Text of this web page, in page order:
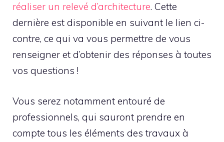
réaliser un relevé d’architecture. Cette
dernière est disponible en suivant le lien ci-
contre, ce qui va vous permettre de vous
renseigner et d’obtenir des réponses à toutes
vos questions !
Vous serez notamment entouré de
professionnels, qui sauront prendre en
compte tous les éléments des travaux à